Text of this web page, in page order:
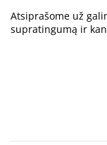
Atsiprašome už
supratingumą ir